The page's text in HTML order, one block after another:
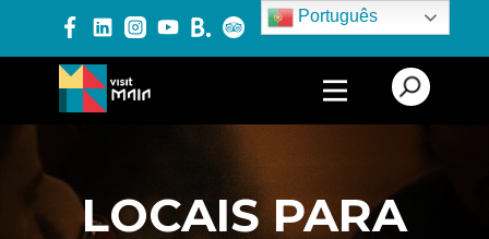
Português
PRODUTOS E SERVIÇOS
TURISMO CULTURAL
LOCAIS PARA